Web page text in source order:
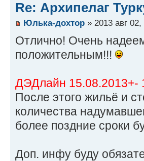
Re: Архипелаг
Юлька-дохтор » 2013 авг
Отлично! Очень
положительным!!!
ДЭДлайн 15.08.2013+-
После этого жильё и
количества
более поздние сроки
Доп. инфу буду